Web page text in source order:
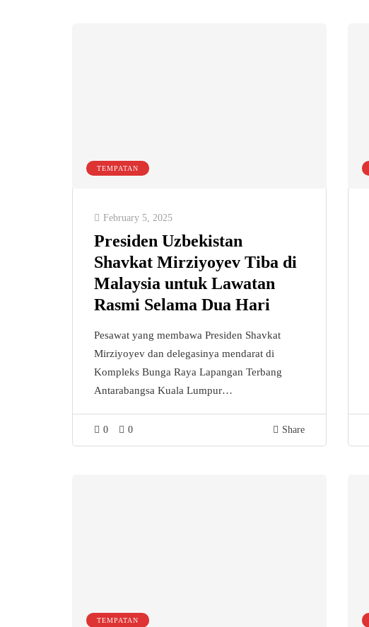
TEMPATAN
February 5, 2025
Presiden Uzbekistan
Shavkat Mirziyoyev Tiba di
Malaysia untuk Lawatan
Rasmi Selama Dua Hari
Pesawat yang membawa Presiden Shavkat
Mirziyoyev dan delegasinya mendarat di
Kompleks Bunga Raya Lapangan Terbang
Antarabangsa Kuala Lumpur…
0 0 Share
TEMPATAN